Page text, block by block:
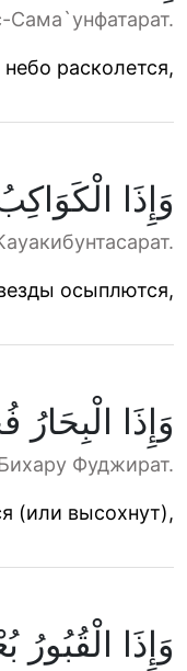
Сама`унфатарат.
небо расколется,
وَإِذَا
осыплются,
وَإِذَا
Фуджират.
(или высохнут),
وَإِذَا الْقُبُورُ